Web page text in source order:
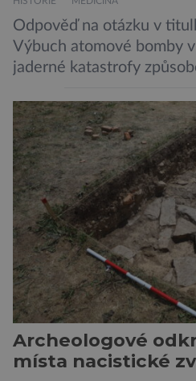
Odpověď na otázku v
Výbuch atomové bomby
jaderné katastrofy
slabší a dlouhodobé
Přesto není stále zcela
vzniklé ozářením
pěti lety, těsně před 35.
Černobylské jaderné
Archeologové
místa nacistické